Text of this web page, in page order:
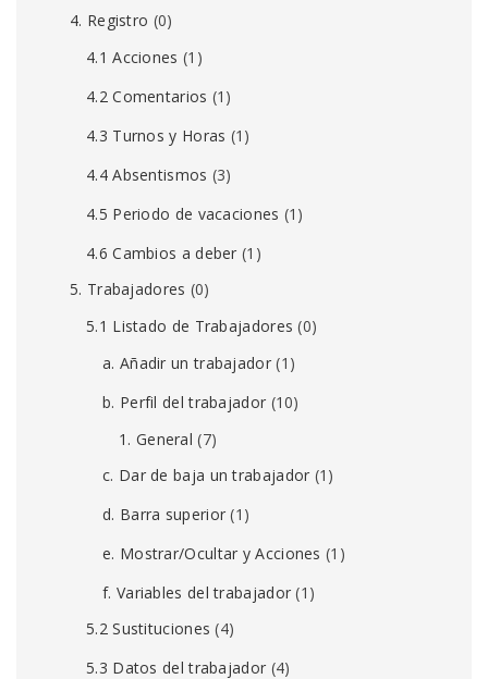
4. Registro (0)
4.1 Acciones (1)
4.2 Comentarios (1)
4.3 Turnos y Horas (1)
4.4 Absentismos (3)
4.5 Periodo de vacaciones (1)
4.6 Cambios a deber (1)
5. Trabajadores (0)
5.1 Listado de Trabajadores (0)
a. Añadir un trabajador(1)
b. Perfil del trabajador (10)
1. General (7)
c. Dar de baja un trabajador (1)
d. Barra superior (1)
e. Mostrar/Ocultar y Acciones (1)
f. Variables del trabajador (1)
5.2 Sustituciones (4)
5.3 Datos del trabajador (4)